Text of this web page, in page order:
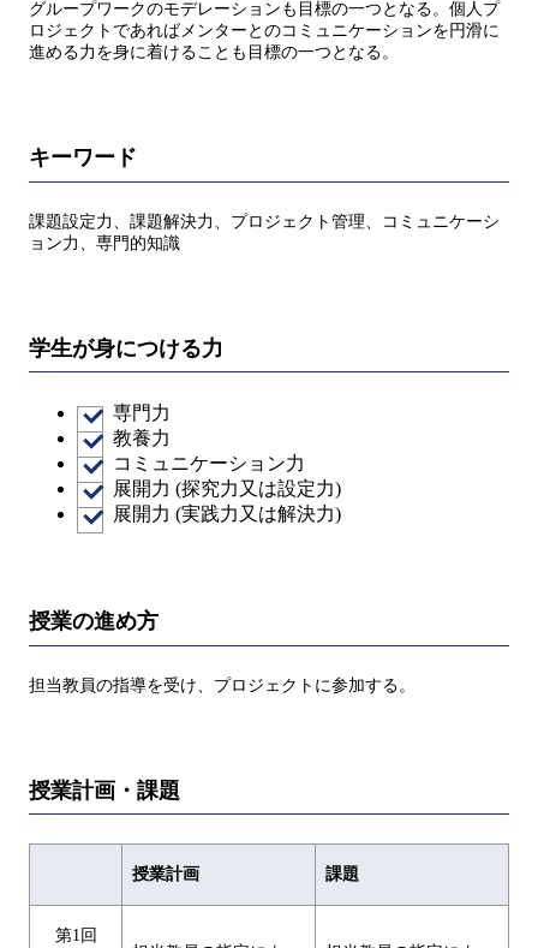
グループワークのモデレーションも⽬標の⼀つとなる。個⼈プ
ロジェクトであればメンターとのコミュニケーションを円滑に
進める⼒を⾝に着けることも⽬標の⼀つとなる。
キーワード
課題設定⼒、課題解決⼒、プロジェクト管理、コミュニケーシ
ョン⼒、専⾨的知識
学生が身につける力
専門力
教養力
コミュニケーション力
展開力 (探究力又は設定力)
展開力 (実践力又は解決力)
授業の進め方
担当教員の指導を受け、プロジェクトに参加する。
授業計画・課題
授業計画 課題
第1回